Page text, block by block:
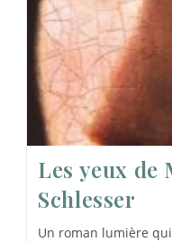
Les yeux de
Schlesser
Un roman lumière